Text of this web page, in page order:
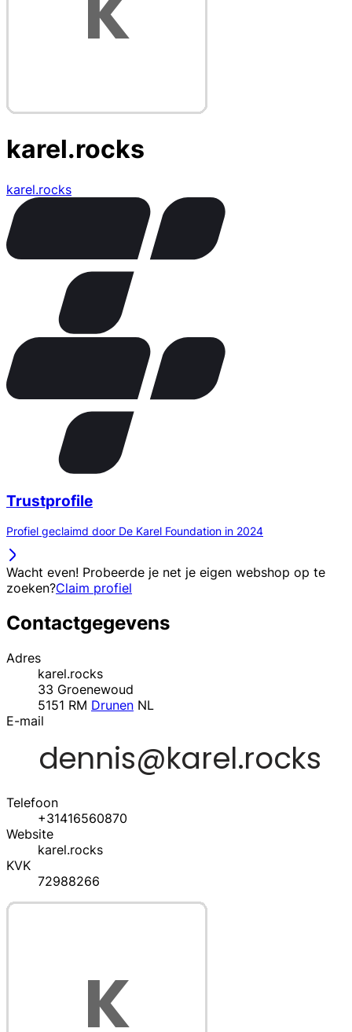
karel.rocks
karel.rocks
Trustprofile
Profiel geclaimd door De Karel Foundation in 2024
Wacht even! Probeerde je net je eigen webshop op te
zoeken?Claim profiel
Contactgegevens
Adres
karel.rocks
33 Groenewoud
5151 RM Drunen NL
E-mail
Telefoon
+31416560870
Website
karel.rocks
KVK
72988266